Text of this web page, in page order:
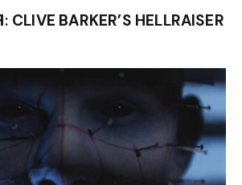
CLIVE BARKER’S HELLRAISER